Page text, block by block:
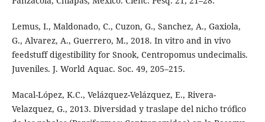
Lemus, I., Maldonado, C., Cuzon, G., Sanchez, A., Gaxiola,
G., Alvarez, A., Guerrero, M., 2018. In vitro and in vivo
feedstuff digestibility for Snook, Centropomus undecimalis.
Juveniles. J. World Aquac. Soc. 49, 205–215.
Macal-López, K.C., Velázquez-Velázquez, E., Rivera-
Velazquez, G., 2013. Diversidad y traslape del nicho trófico